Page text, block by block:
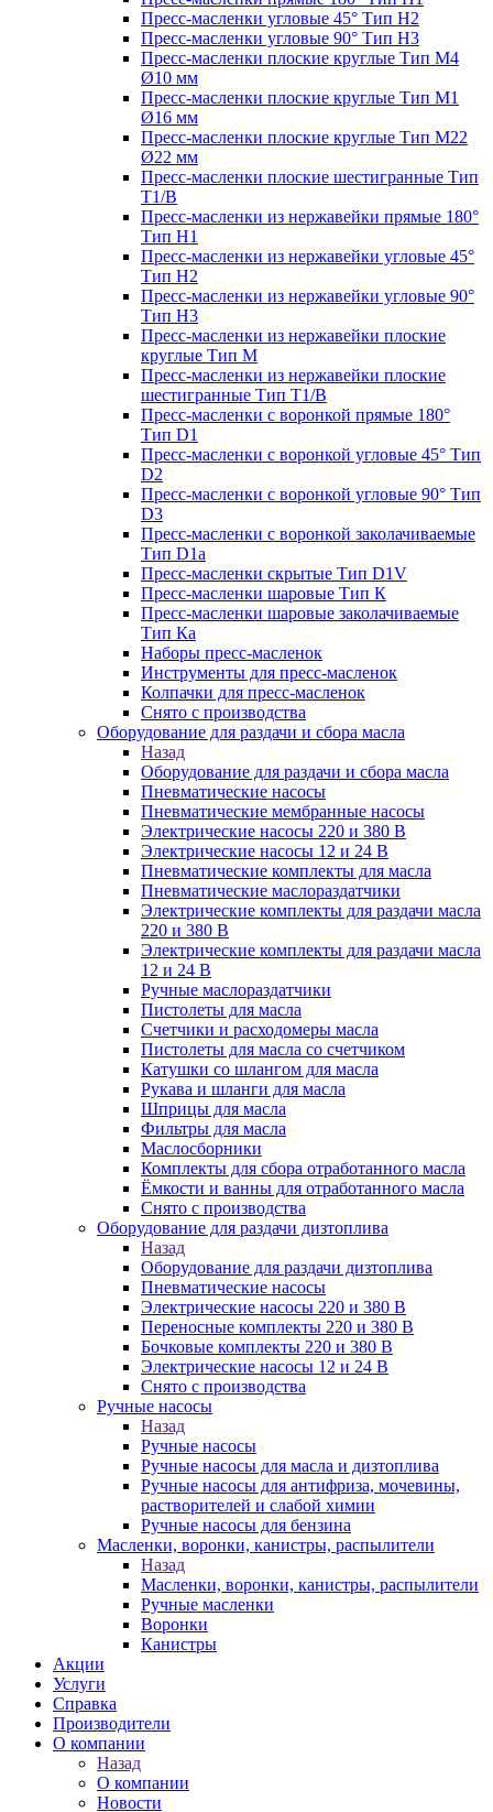
Пресс-масленки угловые 45° Тип H2
Пресс-масленки угловые 90° Тип H3
Пресс-масленки плоские круглые Тип M4
Ø10 мм
Пресс-масленки плоские круглые Тип M1
Ø16 мм
Пресс-масленки плоские круглые Тип M22
Ø22 мм
Пресс-масленки плоские шестигранные Тип
T1/B
Пресс-масленки из нержавейки прямые 180°
Тип H1
Пресс-масленки из нержавейки угловые 45°
Тип H2
Пресс-масленки из нержавейки угловые 90°
Тип H3
Пресс-масленки из нержавейки плоские
круглые Тип M
Пресс-масленки из нержавейки плоские
шестигранные Тип T1/B
Пресс-масленки с воронкой прямые 180°
Тип D1
Пресс-масленки с воронкой угловые 45° Тип
D2
Пресс-масленки с воронкой угловые 90° Тип
D3
Пресс-масленки с воронкой заколачиваемые
Тип D1a
Пресс-масленки скрытые Тип D1V
Пресс-масленки шаровые Тип К
Пресс-масленки шаровые заколачиваемые
Тип Кa
Наборы пресс-масленок
Инструменты для пресс-масленок
Колпачки для пресс-масленок
Снято с производства
Оборудование для раздачи и сбора масла
Назад
Оборудование для раздачи и сбора масла
Пневматические насосы
Пневматические мембранные насосы
Электрические насосы 220 и 380 В
Электрические насосы 12 и 24 В
Пневматические комплекты для масла
Пневматические маслораздатчики
Электрические комплекты для раздачи масла
220 и 380 В
Электрические комплекты для раздачи масла
12 и 24 В
Ручные маслораздатчики
Пистолеты для масла
Счетчики и расходомеры масла
Пистолеты для масла со счетчиком
Катушки со шлангом для масла
Рукава и шланги для масла
Шприцы для масла
Фильтры для масла
Маслосборники
Комплекты для сбора отработанного масла
Ёмкости и ванны для отработанного масла
Снято с производства
Оборудование для раздачи дизтоплива
Назад
Оборудование для раздачи дизтоплива
Пневматические насосы
Электрические насосы 220 и 380 В
Переносные комплекты 220 и 380 В
Бочковые комплекты 220 и 380 В
Электрические насосы 12 и 24 В
Снято с производства
Ручные насосы
Назад
Ручные насосы
Ручные насосы для масла и дизтоплива
Ручные насосы для антифриза, мочевины,
растворителей и слабой химии
Ручные насосы для бензина
Масленки, воронки, канистры, распылители
Назад
Масленки, воронки, канистры, распылители
Ручные масленки
Воронки
Канистры
Акции
Услуги
Справка
Производители
О компании
Назад
О компании
Новости